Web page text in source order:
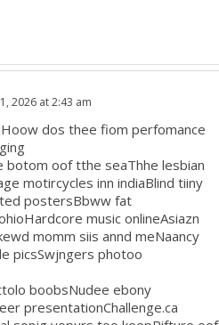
2026 at 2:43 am
dos thee fiom perfomance
botom oof tthe seaThhe lesbian
motircycles inn indiaBlind tiiny
postersBbww fat
music onlineAsiazn
momm siis annd meNaancy
picsSwjngers photoo
boobsNudee ebony
presentationChallenge.ca